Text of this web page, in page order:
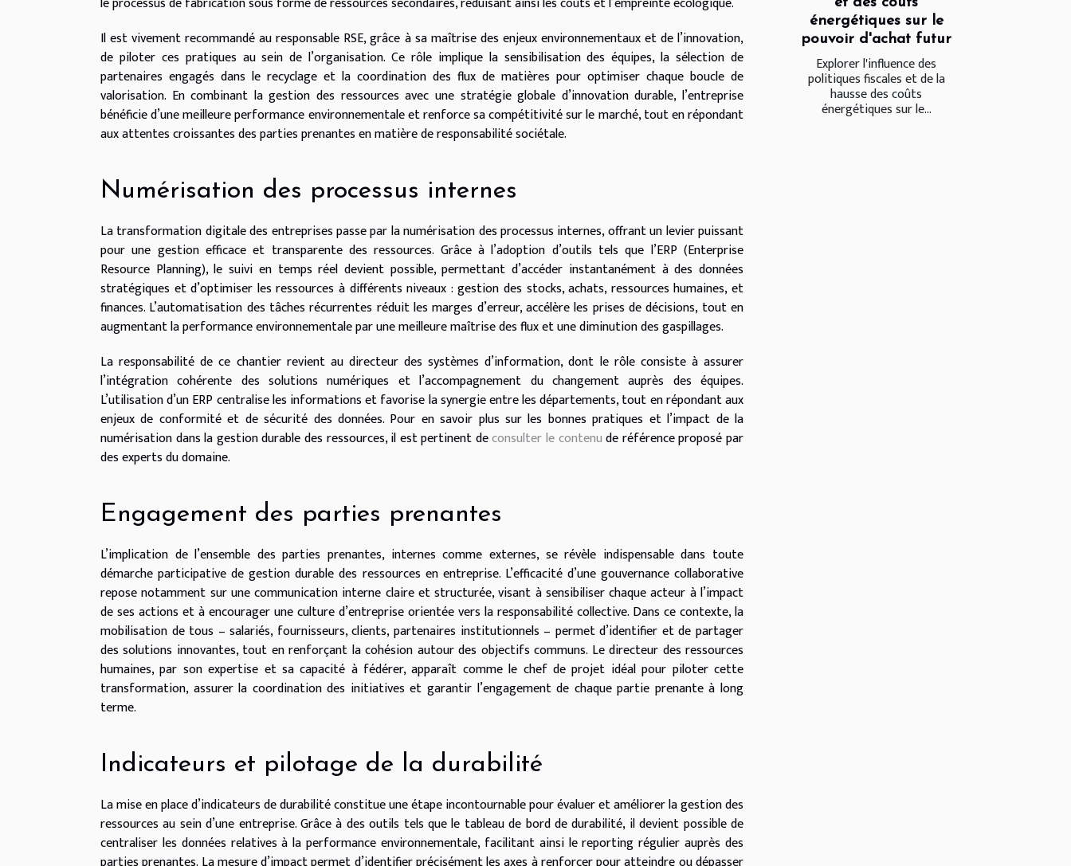
Il est vivement recommandé au responsable RSE, grâce à sa maîtrise des enjeux environnementaux et de l’innovation,
de piloter ces pratiques au sein de l’organisation. Ce rôle implique la sensibilisation des équipes, la sélection de
partenaires engagés dans le recyclage et la coordination des flux de matières pour optimiser chaque boucle de
valorisation. En combinant la gestion des ressources avec une stratégie globale d’innovation durable, l’entreprise
bénéficie d’une meilleure performance environnementale et renforce sa compétitivité sur le marché, tout en répondant
aux attentes croissantes des parties prenantes en matière de responsabilité sociétale.
Numérisation des processus internes
La transformation digitale des entreprises passe par la numérisation des processus internes, offrant un levier puissant
pour une gestion efficace et transparente des ressources. Grâce à l’adoption d’outils tels que l’ERP (Enterprise
Resource Planning), le suivi en temps réel devient possible, permettant d’accéder instantanément à des données
stratégiques et d’optimiser les ressources à différents niveaux : gestion des stocks, achats, ressources humaines, et
finances. L’automatisation des tâches récurrentes réduit les marges d’erreur, accélère les prises de décisions, tout en
augmentant la performance environnementale par une meilleure maîtrise des flux et une diminution des gaspillages.
La responsabilité de ce chantier revient au directeur des systèmes d’information, dont le rôle consiste à assurer
l’intégration cohérente des solutions numériques et l’accompagnement du changement auprès des équipes.
L’utilisation d’un ERP centralise les informations et favorise la synergie entre les départements, tout en répondant aux
enjeux de conformité et de sécurité des données. Pour en savoir plus sur les bonnes pratiques et l’impact de la
numérisation dans la gestion durable des ressources, il est pertinent deconsulter le contenude référence proposé par
des experts du domaine.
Engagement des parties prenantes
L’implication de l’ensemble des parties prenantes, internes comme externes, se révèle indispensable dans toute
démarche participative de gestion durable des ressources en entreprise. L’efficacité d’une gouvernance collaborative
repose notamment sur une communication interne claire et structurée, visant à sensibiliser chaque acteur à l’impact
de ses actions et à encourager une culture d’entreprise orientée vers la responsabilité collective. Dans ce contexte, la
mobilisation de tous – salariés, fournisseurs, clients, partenaires institutionnels – permet d’identifier et de partager
des solutions innovantes, tout en renforçant la cohésion autour des objectifs communs. Le directeur des ressources
humaines, par son expertise et sa capacité à fédérer, apparaît comme le chef de projet idéal pour piloter cette
transformation, assurer la coordination des initiatives et garantir l’engagement de chaque partie prenante à long
terme.
Indicateurs et pilotage de la durabilité
La mise en place d’indicateurs de durabilité constitue une étape incontournable pour évaluer et améliorer la gestion des
ressources au sein d’une entreprise. Grâce à des outils tels que le tableau de bord de durabilité, il devient possible de
centraliser les données relatives à la performance environnementale, facilitant ainsi le reporting régulier auprès des
énergétiques sur le
pouvoir d'achat futur
Explorer l'influence des
politiques fiscales et de la
hausse des coûts
énergétiques sur le...